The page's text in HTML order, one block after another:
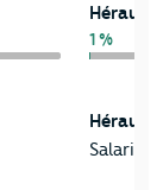
Hérault
1 %
Hérault
Salariés